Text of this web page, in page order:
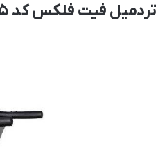
تردمیل فیت فلکس کد T905